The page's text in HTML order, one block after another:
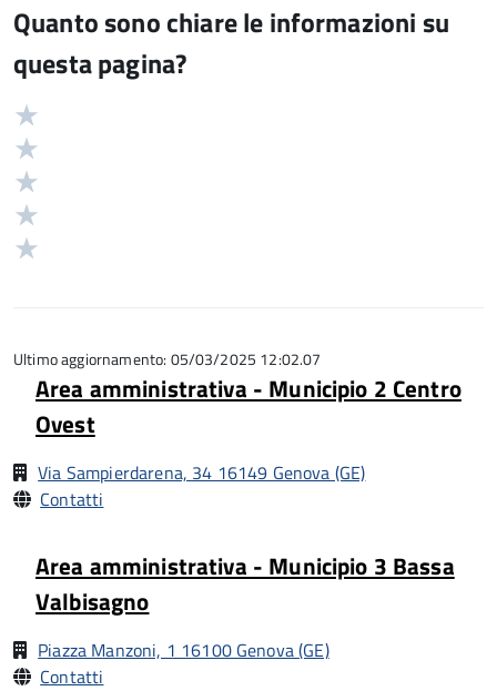
Quanto sono chiare le informazioni su
questa pagina?
Valutazione
5
Ultimo aggiornamento: 05/03/2025 12:02.07
Area amministrativa - Municipio 2 Centro
Ovest
Via Sampierdarena, 34 16149 Genova (GE)
Contatti
Area amministrativa - Municipio 3 Bassa
Valbisagno
Piazza Manzoni, 1 16100 Genova (GE)
Contatti